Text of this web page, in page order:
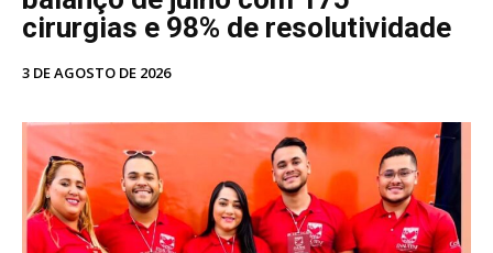
cirurgias e 98% de resolutividade
3 DE AGOSTO DE 2026